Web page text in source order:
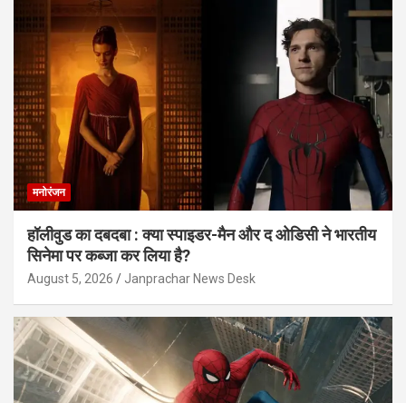
मनोरंजन
हॉलीवुड का दबदबा : क्या स्पाइडर-मैन और द ओडिसी ने भारतीय
सिनेमा पर कब्जा कर लिया है?
August 5, 2026 Janprachar News Desk